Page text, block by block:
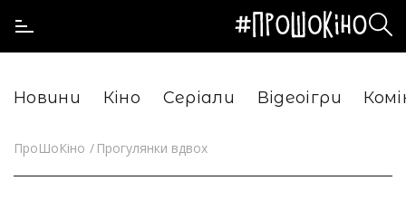
Новини Кіно Серіали Відеоігри
ПроШоКіно Прогулянки вдвох